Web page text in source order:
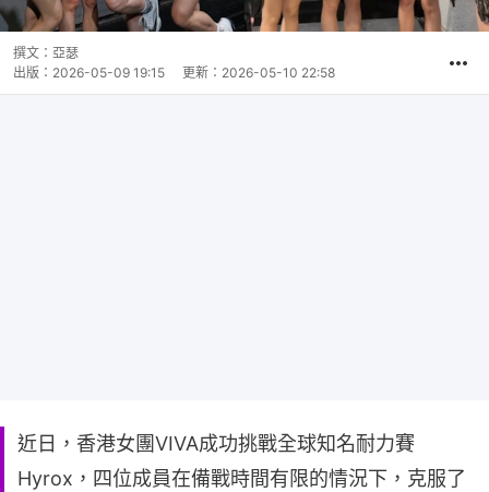
撰文： 亞瑟
出版： 2026-05-09 19:15 更新： 2026-05-10 22:58
近日，香港女團VIVA成功挑戰全球知名耐力賽
Hyrox，四位成員在備戰時間有限的情況下，克服了